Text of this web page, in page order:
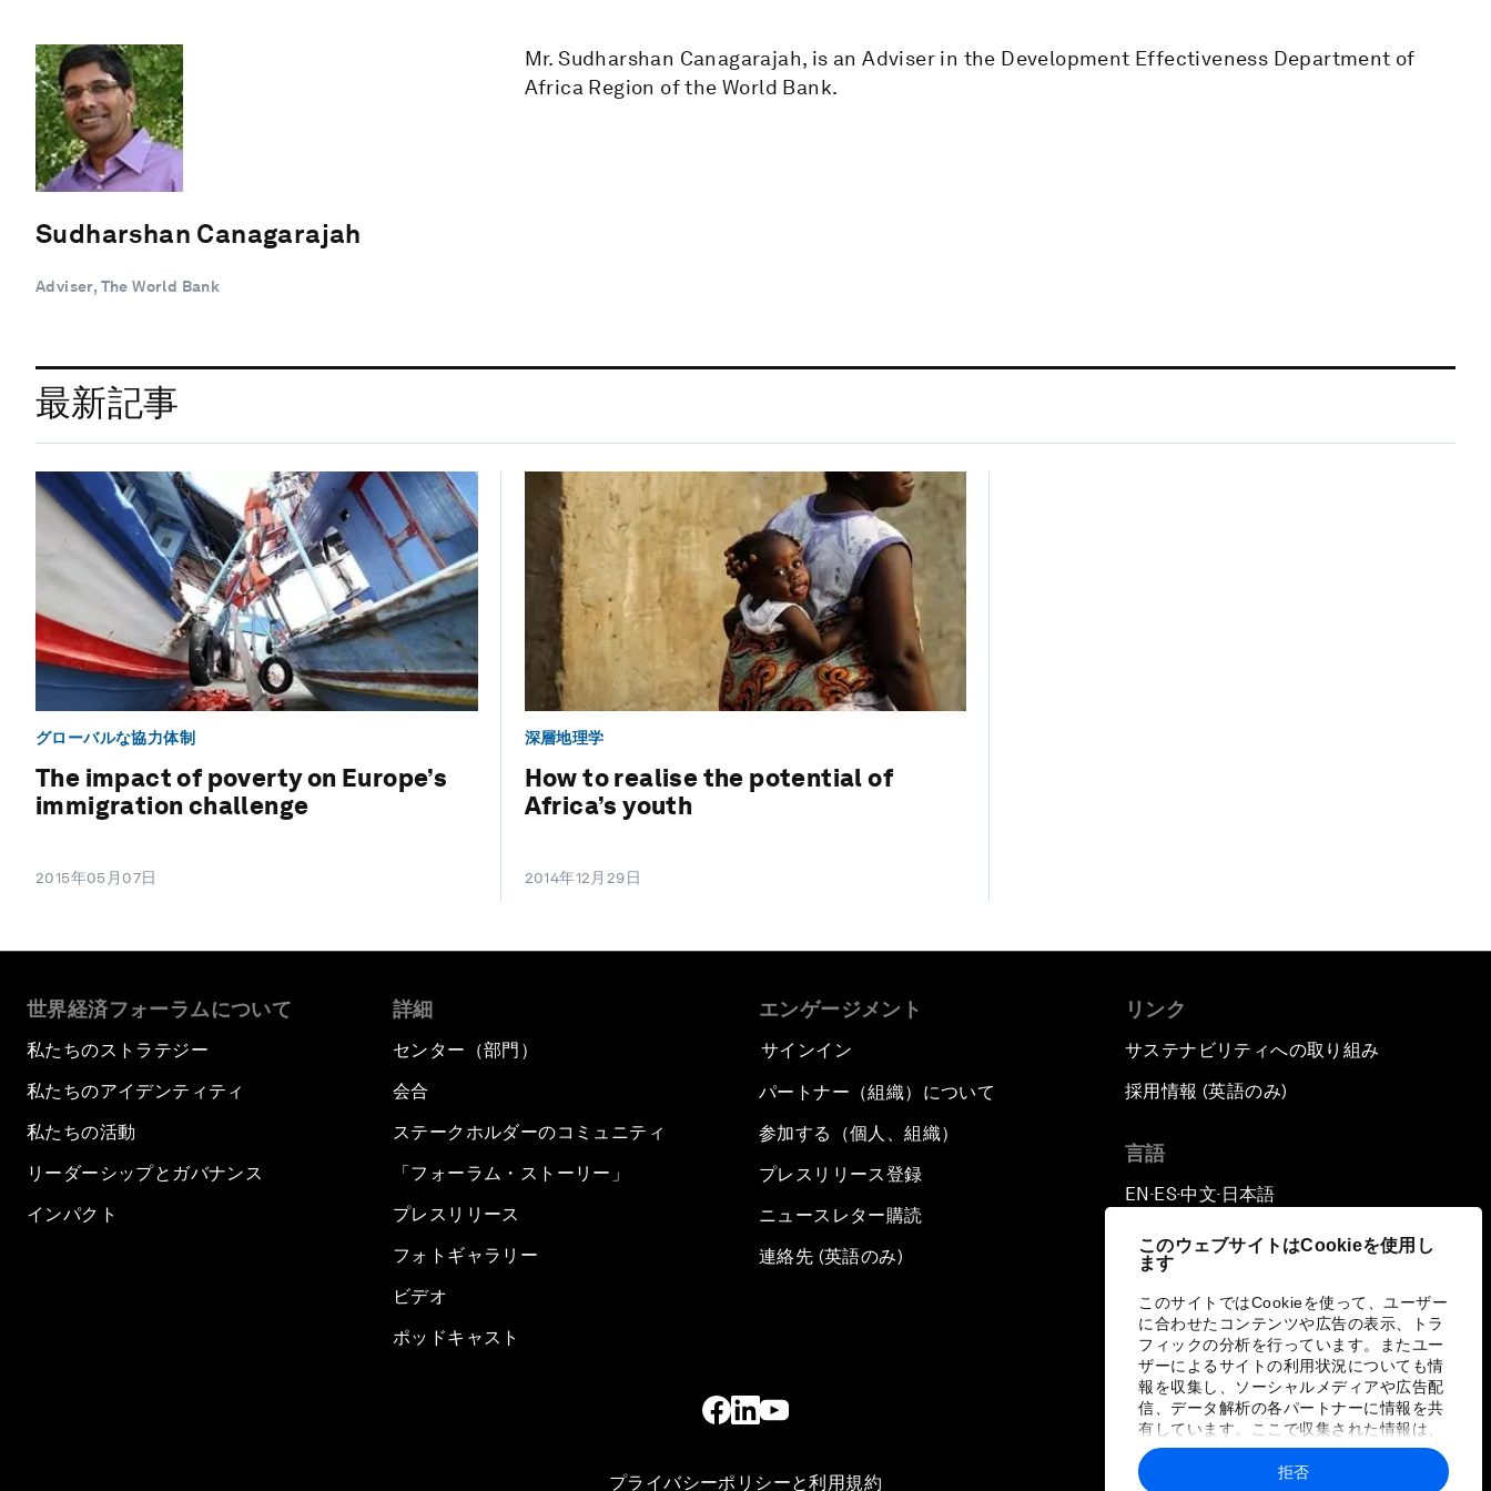
このウェブサイトはCookieを使用し
ます
このサイトではCookieを使って、ユーザー
に合わせたコンテンツや広告の表示、トラ
フィックの分析を行っています。またユー
ザーによるサイトの利用状況についても情
報を収集し、ソーシャルメディアや広告配
信、データ解析の各パートナーに情報を共
有しています。ここで収集された情報は、
ユーザーが各パートナーに提供した他の情
報や各パートナーのサービスを使用した際
拒否
Sudharshan Canagarajah
Adviser, The World Bank
Mr. Sudharshan Canagarajah, is an Adviser in the Development Effectiveness Department of
Africa Region of the World Bank.
最新記事
グローバルな協力体制
The impact of poverty on Europe’s
immigration challenge
2015年05月07日
深層地理学
How to realise the potential of
Africa’s youth
2014年12月29日
世界経済フォーラムについて
私たちのストラテジー
私たちのアイデンティティ
私たちの活動
リーダーシップとガバナンス
インパクト
詳細
センター（部門）
会合
ステークホルダーのコミュニティ
「フォーラム・ストーリー」
プレスリリース
フォトギャラリー
ビデオ
ポッドキャスト
エンゲージメント
サインイン
パートナー（組織）について
参加する（個人、組織）
プレスリリース登録
ニュースレター購読
連絡先 (英語のみ)
リンク
サステナビリティへの取り組み
採用情報 (英語のみ)
言語
EN ▪ ES▪中文▪ 日本語
プライバシーポリシーと利用規約